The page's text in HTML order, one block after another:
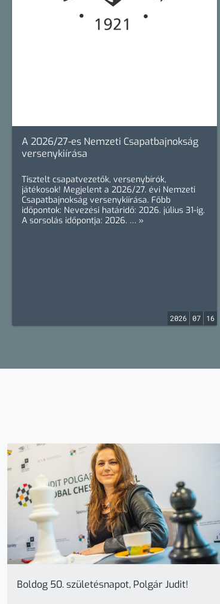
A 2026/27-es Nemzeti Csapatbajnokság
versenykiírása
Tisztelt csapatvezetők, versenybírók,
játékosok! Megjelent a 2026/27. évi Nemzeti
Csapatbajnokság versenykiírása. Főbb
időpontok: Nevezési határidő: 2026. július 31-ig.
A sorsolás időpontja: 2026. … »
2026 07 16
Boldog 50. születésnapot, Polgár Judit!